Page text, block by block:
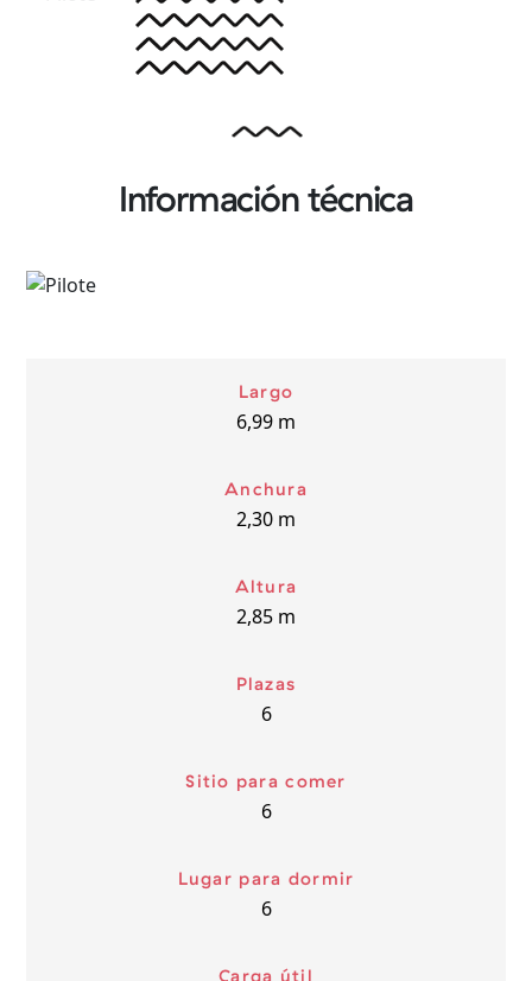
Información técnica
Largo
6,99 m
Anchura
2,30 m
Altura
2,85 m
Plazas
6
Sitio para comer
6
Lugar para dormir
6
Carga útil